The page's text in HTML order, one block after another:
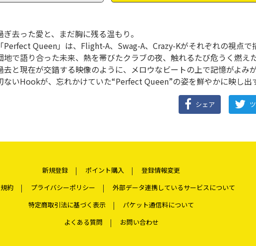
ぎ去った愛と、まだ胸に残る温もり。
Perfect Queen」は、Flight-A、Swag-A、Crazy-Kがそれぞれの視点で
地で語り合った未来、熱を帯びたクラブの夜、触れるたび危うく燃
去と現在が交錯する映像のように、メロウなビートの上で記憶がよみが
ないHookが、忘れかけていた“Perfect Queen”の姿を鮮やかに映し出
シェア
新規登録 ポイント購入
登録情報変更
約
プライバシーポリシー
外部データ連携しているサービスについて
特定商取引法に基づく表示
パケット通信料について
よくある質問
お問い合わせ